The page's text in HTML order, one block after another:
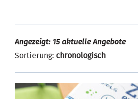
Angezeigt: 15 aktuelle Angebote
Sortierung: chronologisch